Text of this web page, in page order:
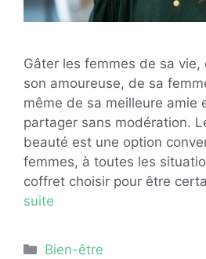
Gâter les femmes de sa vie,
son amoureuse, de sa
même de sa meilleure amie
partager sans modération.
beauté est une option
femmes, à toutes les
coffret choisir pour être
suite
Catégories
Bien-être